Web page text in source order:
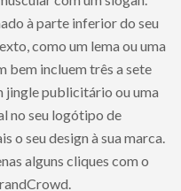
à parte inferior do seu
como um lema ou uma
bem incluem três a sete
jingle publicitário ou uma
no seu logótipo de
o seu design à sua marca.
alguns cliques com o